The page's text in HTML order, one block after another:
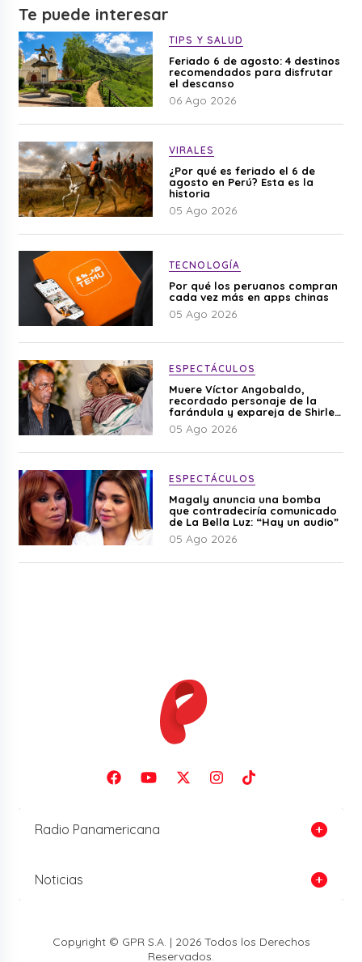
Te puede interesar
TIPS Y SALUD
Feriado 6 de agosto: 4 destinos
recomendados para disfrutar
el descanso
06 Ago 2026
VIRALES
¿Por qué es feriado el 6 de
agosto en Perú? Esta es la
historia
05 Ago 2026
TECNOLOGÍA
Por qué los peruanos compran
cada vez más en apps chinas
05 Ago 2026
ESPECTÁCULOS
Muere Víctor Angobaldo,
recordado personaje de la
farándula y expareja de Shirley
Cherres
05 Ago 2026
ESPECTÁCULOS
Magaly anuncia una bomba
que contradeciría comunicado
de La Bella Luz: “Hay un audio”
05 Ago 2026
Radio Panamericana
Noticias
Copyright © GPR S.A. | 2026 Todos los Derechos
Reservados.